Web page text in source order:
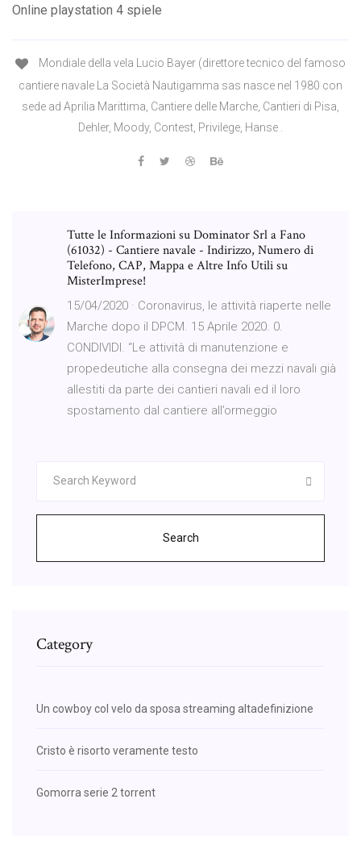
Online playstation 4 spiele
Mondiale della vela Lucio Bayer (direttore tecnico del famoso
cantiere navale La Società Nautigamma sas nasce nel 1980 con
sede ad Aprilia Marittima, Cantiere delle Marche, Cantieri di Pisa,
Dehler, Moody, Contest, Privilege, Hanse .
Tutte le Informazioni su Dominator Srl a Fano
(61032) - Cantiere navale - Indirizzo, Numero di
Telefono, CAP, Mappa e Altre Info Utili su
MisterImprese!
15/04/2020 · Coronavirus, le attività riaperte nelle
Marche dopo il DPCM. 15 Aprile 2020. 0.
CONDIVIDI. “Le attività di manutenzione e
propedeutiche alla consegna dei mezzi navali già
allestiti da parte dei cantieri navali ed il loro
spostamento dal cantiere all’ormeggio
Search
Category
Un cowboy col velo da sposa streaming altadefinizione
Cristo è risorto veramente testo
Gomorra serie 2 torrent